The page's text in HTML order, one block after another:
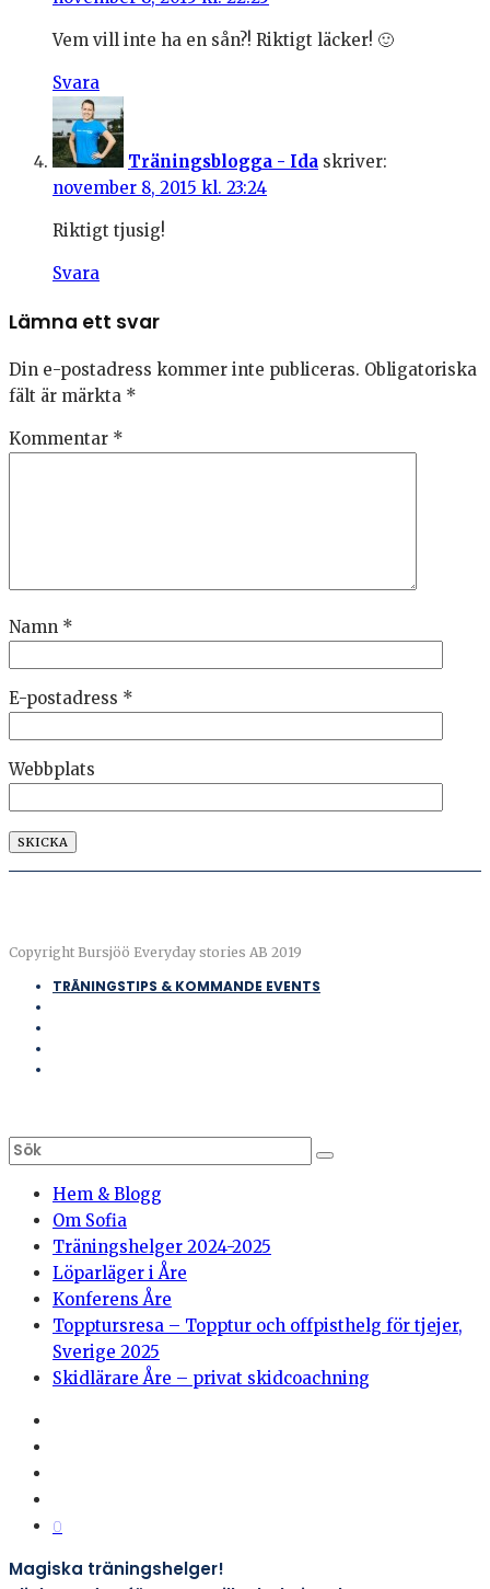
Vem vill inte ha en sån?! Riktigt läcker! 🙂
Svara
Träningsblogga - Ida skriver:
november 8, 2015 kl. 23:24
Riktigt tjusig!
Svara
Lämna ett svar
Din e-postadress kommer inte publiceras. Obligatoriska
fält är märkta *
Kommentar *
Namn *
E-postadress *
Webbplats
Copyright Bursjöö Everyday stories AB 2019
TRÄNINGSTIPS & KOMMANDE EVENTS
Hem & Blogg
Om Sofia
Träningshelger 2024-2025
Löparläger i Åre
Konferens Åre
Topptursresa – Topptur och offpisthelg för tjejer,
Sverige 2025
Skidlärare Åre – privat skidcoachning
0
Magiska träningshelger!